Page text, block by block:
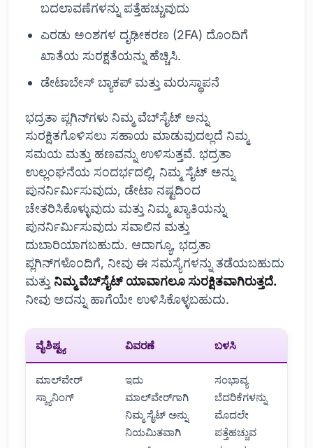
ಬದಲಾವಣೆಗಳನ್ನು ಪತ್ತೆಹಚ್ಚುವುದು
ಎರಡು ಅಂಶಗಳ ದೃಢೀಕರಣ (2FA) ದೊಂದಿಗೆ
ಖಾತೆಯ ಸುರಕ್ಷತೆಯನ್ನು ಹೆಚ್ಚಿಸಿ.
ಡೇಟಾಬೇಸ್ ಬ್ಯಾಕಪ್ ಮತ್ತು ಮರುಸ್ಥಾಪನೆ
ಭದ್ರತಾ ಪ್ಲಗಿನ್‌ಗಳು ನಿಮ್ಮ ವೆಬ್‌ಸೈಟ್ ಅನ್ನು
ಸುರಕ್ಷಿತಗೊಳಿಸಲು ಸಹಾಯ ಮಾಡುವುದಲ್ಲದೆ ನಿಮ್ಮ
ಸಮಯ ಮತ್ತು ಹಣವನ್ನು ಉಳಿಸುತ್ತವೆ. ಭದ್ರತಾ
ಉಲ್ಲಂಘನೆಯ ಸಂದರ್ಭದಲ್ಲಿ, ನಿಮ್ಮ ಸೈಟ್ ಅನ್ನು
ಪುನರ್ನಿರ್ಮಿಸುವುದು, ಡೇಟಾ ನಷ್ಟದಿಂದ
ಚೇತರಿಸಿಕೊಳ್ಳುವುದು ಮತ್ತು ನಿಮ್ಮ ಖ್ಯಾತಿಯನ್ನು
ಪುನರ್ನಿರ್ಮಿಸುವುದು ಸವಾಲಿನ ಮತ್ತು
ದುಬಾರಿಯಾಗಬಹುದು. ಆದಾಗ್ಯೂ, ಭದ್ರತಾ
ಪ್ಲಗಿನ್‌ಗಳೊಂದಿಗೆ, ನೀವು ಈ ಸಮಸ್ಯೆಗಳನ್ನು ತಡೆಯಬಹುದು
ಮತ್ತು ನಿಮ್ಮ ವೆಬ್‌ಸೈಟ್ ಯಾವಾಗಲೂ ಸುರಕ್ಷಿತವಾಗಿರುತ್ತದೆ.
ನೀವು ಅದನ್ನು ಹಾಗೆಯೇ ಉಳಿಸಿಕೊಳ್ಳಬಹುದು.
ವೈಶಿಷ್ಟ್ಯ ವಿವರಣೆ ಬಳಸಿ
ಮಾಲ್‌ವೇರ್
ಸ್ಕ್ಯಾನಿಂಗ್
ಇದು
ಮಾಲ್‌ವೇರ್‌ಗಾಗಿ
ನಿಮ್ಮ ಸೈಟ್ ಅನ್ನು
ನಿಯಮಿತವಾಗಿ
ಸಂಭಾವ್ಯ
ಬೆದರಿಕೆಗಳನ್ನು
ಮೊದಲೇ
ಪತ್ತೆಹಚ್ಚುವ